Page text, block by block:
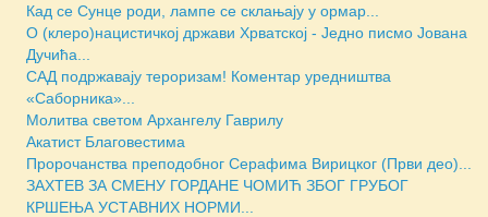
Кад се Сунце роди, лампе се склањају у ормар...
О (клеро)нацистичкој држави Хрватској - Једно писмо Јована
Дучића...
САД подржавају тероризам! Коментар уредништва
«Саборника»...
Молитва светом Архангелу Гаврилу
Акатист Благовестима
Пророчанства преподобног Серафима Вирицког (Први део)...
ЗАХТЕВ ЗА СМЕНУ ГОРДАНЕ ЧОМИЋ ЗБОГ ГРУБОГ
КРШЕЊА УСТАВНИХ НОРМИ...